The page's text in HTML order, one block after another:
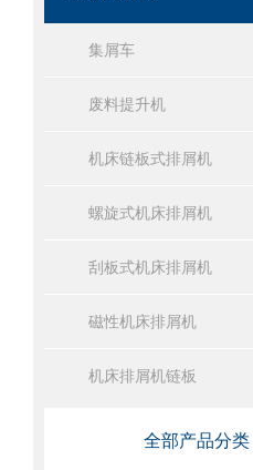
集屑车
废料提升机
机床链板式排屑机
螺旋式机床排屑机
刮板式机床排屑机
磁性机床排屑机
机床排屑机链板
全部产品分类